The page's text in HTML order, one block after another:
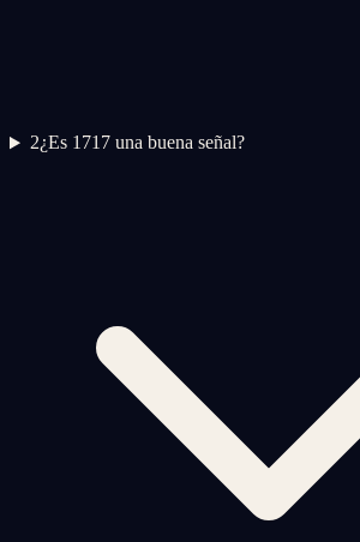
2¿Es 1717 una buena señal?